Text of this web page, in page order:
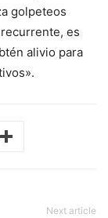
golpeteos
es
alivio para
Next article